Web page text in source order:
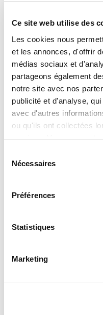
Ce site web utilise des
Les cookies nous
et les annonces, d'offrir
médias sociaux et
partageons également
notre site avec nos
publicité et d'analyse,
avec d'autres
ou qu'ils ont collectées
services. Vous
Nécessaires
Préférences
Statistiques
Marketing
Plus que
circonstances
de l’énergie
niveaux
les solutions
en œuvre.
voulons
énergies
concrètement
une
l’énergie. Ces
modernisé et